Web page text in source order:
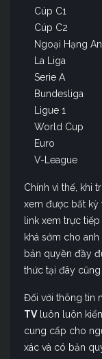
Cúp C1
Cúp C2
Ngoại Hạng
La Liga
Serie A
Bundesliga
Ligue 1
World Cup
Euro
V-League
Chính vì thế, khi
xem được bất kỳ
link xem trực
khá sớm cho
bản quyền đầy
thức tại đây
Đối với thông tin
TVluôn luôn
cung cấp cho
xác và có bản